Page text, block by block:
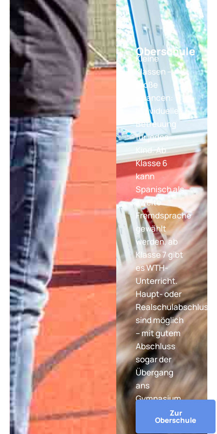
Oberschule
Kleine
Klassen –
große
Chancen:
Individuelle
Betreuung
für jedes
Kind. Ab
Klasse 6
kann
Spanisch als
zweite
Fremdsprache
gewählt
werden, ab
Klasse 7 gibt
es WTH-
Unterricht.
Haupt- oder
Realschulabschluss
sind möglich
– mit gutem
Abschluss
sogar der
Übergang
ans
Gymnasium.
Zur
Oberschule